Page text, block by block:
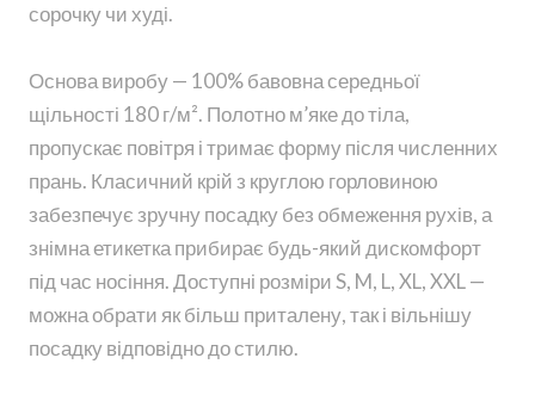
сорочку чи худі.
Основа виробу — 100% бавовна середньої
щільності 180 г/м². Полотно м’яке до тіла,
пропускає повітря і тримає форму після численних
прань. Класичний крій з круглою горловиною
забезпечує зручну посадку без обмеження рухів, а
знімна етикетка прибирає будь-який дискомфорт
під час носіння. Доступні розміри S, M, L, XL, XXL —
можна обрати як більш приталену, так і вільнішу
посадку відповідно до стилю.